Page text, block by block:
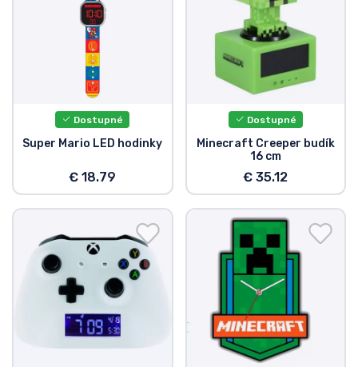
Dostupné
Super Mario LED hodinky
€ 18.79
Dostupné
Minecraft Creeper budík
16 cm
€ 35.12